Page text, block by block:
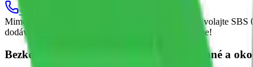
+421 800 221 123
Mimo otváracej doby alebo ak je brána zatvorená → volajte
dodávky. Dodávka sa po poslednej fotografii uzamkne!
Bezkontaktná požičovňa dodávok Humenné a